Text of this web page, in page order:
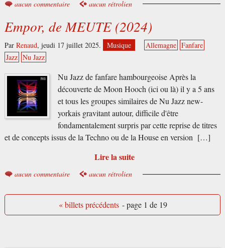
aucun commentaire aucun rétrolien
Empor, de MEUTE (2024)
Par Renaud, jeudi 17 juillet 2025. Musique Allemagne Fanfare
Jazz Nu Jazz
Nu Jazz de fanfare hambourgeoise Après la
découverte de Moon Hooch (ici ou là) il y a 5 ans
et tous les groupes similaires de Nu Jazz new-
yorkais gravitant autour, difficile d'être
fondamentalement surpris par cette reprise de titres
et de concepts issus de la Techno ou de la House en version […]
Lire la suite
aucun commentaire aucun rétrolien
« billets précédents - page 1 de 19